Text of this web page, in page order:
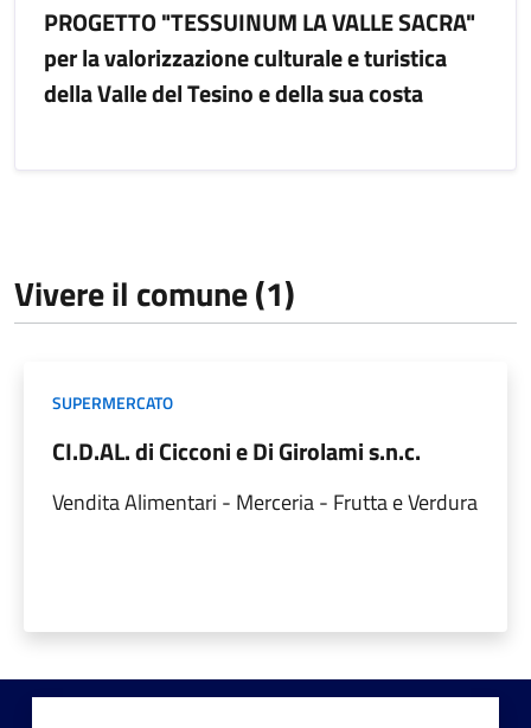
PROGETTO "TESSUINUM LA VALLE SACRA"
per la valorizzazione culturale e turistica
della Valle del Tesino e della sua costa
Vivere il comune (1)
SUPERMERCATO
CI.D.AL. di Cicconi e Di Girolami s.n.c.
Vendita Alimentari - Merceria - Frutta e Verdura